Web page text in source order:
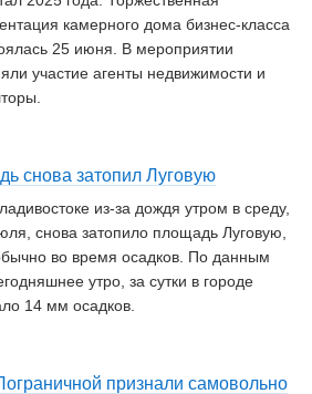
камерного дома бизнес-класса
25 июня. В мероприятии
участие агенты недвижимости и
снова затопил Луговую
из-за дождя утром в среду,
снова затопило площадь Луговую,
во время осадков. По данным
утро, за сутки в городе
14 мм осадков.
признали самовольно